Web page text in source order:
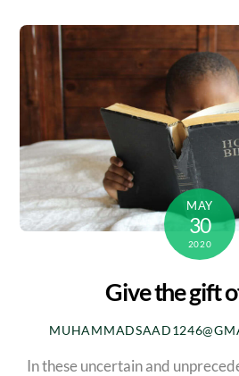
MAY
30
2020
Give the gift
In these uncertain and